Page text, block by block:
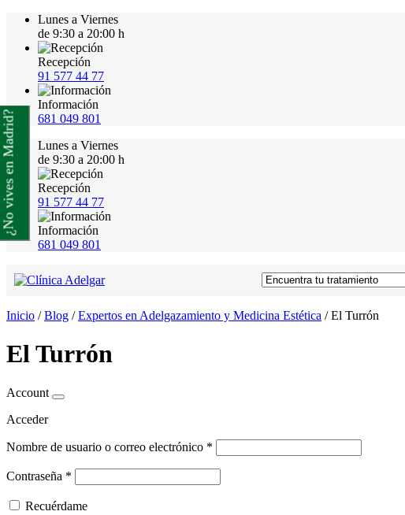
Lunes a Viernes
de 9:30 a 20:00 h
Recepción
91 577 44 77
Información
681 049 801
Lunes a Viernes
de 9:30 a 20:00 h
Recepción
91 577 44 77
Información
681 049 801
Inicio /Blog /Expertos en Adelgazamiento y Medicina Estética /El Turrón
El Turrón
Account
Acceder
Nombre de usuario o correo electrónico *
Contraseña *
Recuérdame
¿No vives en Madrid?